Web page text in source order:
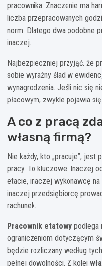
pracownika. Znaczenie ma
liczba przepracowanych
norm. Dlatego dwa podobne
inaczej.
Najbezpieczniej przyjąć, że
sobie wyraźny ślad w
wynagrodzenia. Jeśli nic się
płacowym, zwykle pojawia
A co z pracą
własną firmą?
Nie każdy, kto „pracuje”, jest
pracy. To kluczowe. Inaczej
etacie, inaczej wykonawcę
inaczej przedsiębiorcę
rachunek.
Pracownik etatowy podlega
ograniczeniom dotyczącym
będzie rozliczany według
pełnej dowolności. Z kolei